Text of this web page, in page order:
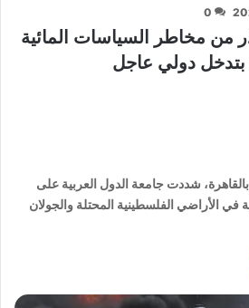
0
من مخاطر السياسات المائية
بتدخل دولي عاجل
بالقاهرة، شددت جامعة الدول العربية على
في الأراضي الفلسطينية المحتلة والجولان